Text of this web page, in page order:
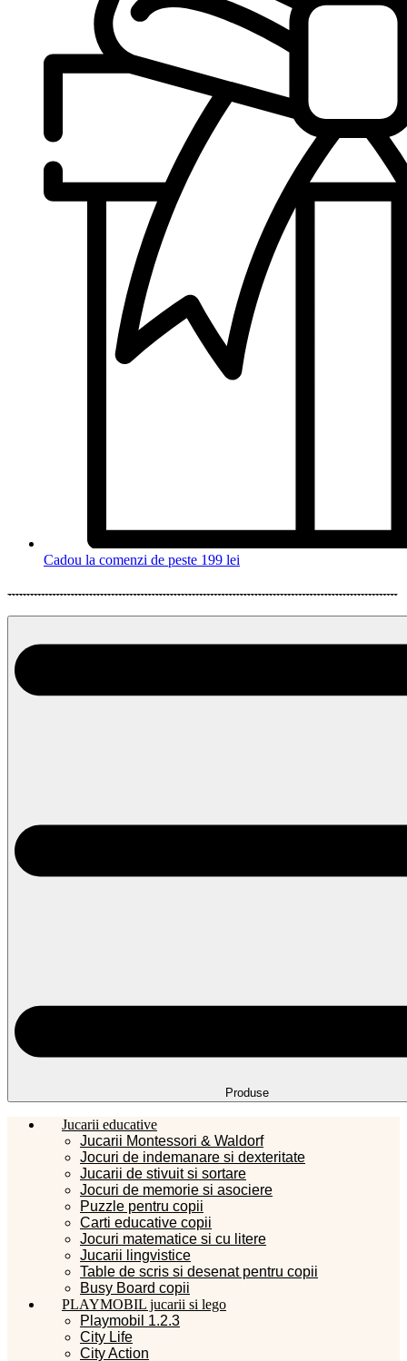
Cadou la comenzi de peste 199 lei
Produse
Jucarii educative
Jucarii Montessori & Waldorf
Jocuri de indemanare si dexteritate
Jucarii de stivuit si sortare
Jocuri de memorie si asociere
Puzzle pentru copii
Carti educative copii
Jocuri matematice si cu litere
Jucarii lingvistice
Table de scris si desenat pentru copii
Busy Board copii
PLAYMOBIL jucarii si lego
Playmobil 1.2.3
City Life
City Action